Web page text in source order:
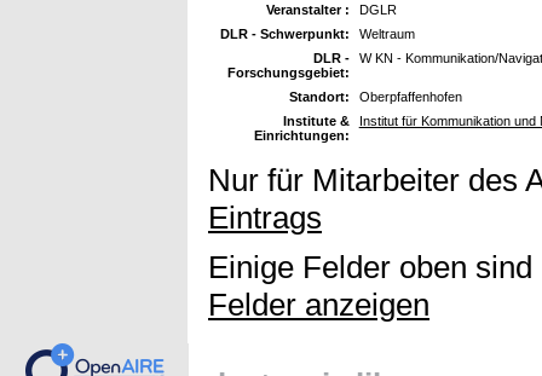
Veranstalter :
DGLR
DLR - Schwerpunkt:
Weltraum
DLR -
Forschungsgebiet:
W KN - Kommunikation/
Standort:
Oberpfaffenhofen
Institute &
Einrichtungen:
Institut für Kommunikation
Nur für Mitarbeiter des
Eintrags
Einige Felder oben
Felder anzeigen